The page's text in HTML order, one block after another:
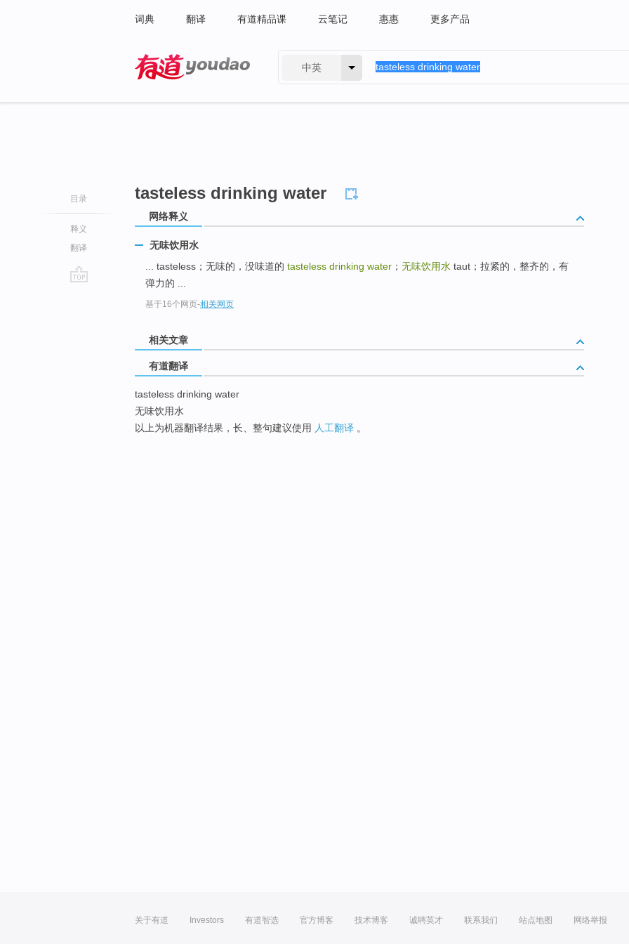
词典 翻译 有道精品课 云笔记 惠惠 更多产品
中英
目录
释义
翻译
tasteless drinking water
网络释义
无味饮用水
... tasteless；无味的，没味道的 tasteless drinking water ； 无味饮用水 taut；拉紧的，整齐的，有
弹力的 ...
基于16个网页-相关网页
相关文章
有道翻译
tasteless drinking water
无味饮用水
以上为机器翻译结果，长、整句建议使用 人工翻译 。
关于有道 Investors 有道智选 官方博客 技术博客 诚聘英才 联系我们 站点地图 网络举报